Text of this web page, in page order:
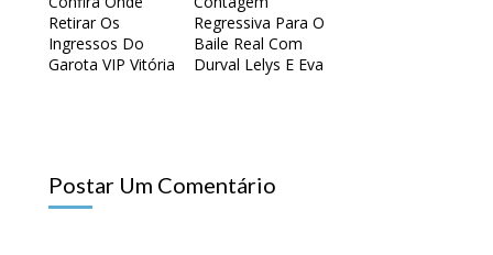
Retirar Os
Ingressos Do
Garota VIP Vitória
Regressiva Para O
Baile Real Com
Durval Lelys E Eva
Postar Um Comentário